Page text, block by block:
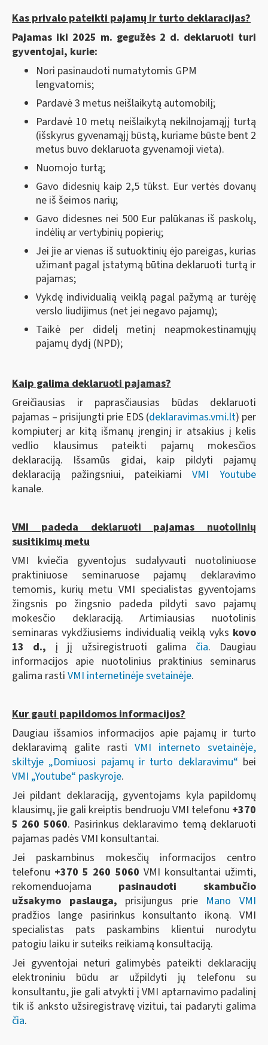
Kas privalo pateikti pajamų ir turto deklaracijas?
Pajamas iki 2025 m. gegužės 2 d. deklaruoti turi
gyventojai, kurie:
Nori pasinaudoti numatytomis GPM
lengvatomis;
Pardavė 3 metus neišlaikytą automobilį;
Pardavė 10 metų neišlaikytą nekilnojamąjį turtą
(išskyrus gyvenamąjį būstą, kuriame būste bent 2
metus buvo deklaruota gyvenamoji vieta).
Nuomojo turtą;
Gavo didesnių kaip 2,5 tūkst. Eur vertės dovanų
ne iš šeimos narių;
Gavo didesnes nei 500 Eur palūkanas iš paskolų,
indėlių ar vertybinių popierių;
Jei jie ar vienas iš sutuoktinių ėjo pareigas, kurias
užimant pagal įstatymą būtina deklaruoti turtą ir
pajamas;
Vykdę individualią veiklą pagal pažymą ar turėję
verslo liudijimus (net jei negavo pajamų);
Taikė per didelį metinį neapmokestinamųjų
pajamų dydį (NPD);
Kaip galima deklaruoti pajamas?
Greičiausias ir paprasčiausias būdas deklaruoti
pajamas – prisijungti prie EDS (deklaravimas.vmi.lt) per
kompiuterį ar kitą išmanų įrenginį ir atsakius į kelis
vedlio klausimus pateikti pajamų mokesčios
deklaraciją. Išsamūs gidai, kaip pildyti pajamų
deklaraciją pažingsniui, pateikiamiVMI Youtube
kanale.
VMI padeda deklaruoti pajamas nuotolinių
susitikimų metu
VMI kviečia gyventojus sudalyvauti nuotoliniuose
praktiniuose seminaruose pajamų deklaravimo
temomis, kurių metu VMI specialistas gyventojams
žingsnis po žingsnio padeda pildyti savo pajamų
mokesčio deklaraciją. Artimiausias nuotolinis
seminaras vykdžiusiems individualią veiklą vyks kovo
13 d., į jį užsiregistruoti galima čia. Daugiau
informacijos apie nuotolinius praktinius seminarus
galima rasti VMI internetinėje svetainėje.
Kur gauti papildomos informacijos?
Daugiau išsamios informacijos apie pajamų ir turto
deklaravimą galite rasti VMI interneto svetainėje,
skiltyje „Domiuosi pajamų ir turto deklaravimu“ bei
VMI „Youtube“ paskyroje.
Jei pildant deklaraciją, gyventojams kyla papildomų
klausimų, jie gali kreiptis bendruoju VMI telefonu +370
5 260 5060. Pasirinkus deklaravimo temą deklaruoti
pajamas padės VMI konsultantai.
Jei paskambinus mokesčių informacijos centro
telefonu +370 5 260 5060 VMI konsultantai užimti,
rekomenduojama pasinaudoti skambučio
užsakymo paslauga, prisijungus prie Mano VMI
pradžios lange pasirinkus konsultanto ikoną. VMI
specialistas pats paskambins klientui nurodytu
patogiu laiku ir suteiks reikiamą konsultaciją.
Jei gyventojai neturi galimybės pateikti deklaracijų
elektroniniu būdu ar užpildyti jų telefonu su
konsultantu, jie gali atvykti į VMI aptarnavimo padalinį
tik iš anksto užsiregistravę vizitui, tai padaryti galima
čia.